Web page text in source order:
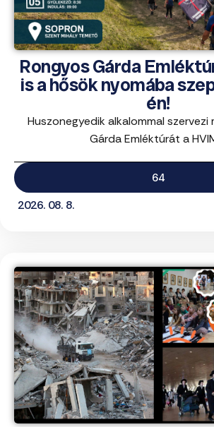
Rongyos Gárda
is a hősök nyomába
én!
Huszonegyedik alkalommal szervezi
Gárda Emléktúrát a
64
2026. 08. 8.